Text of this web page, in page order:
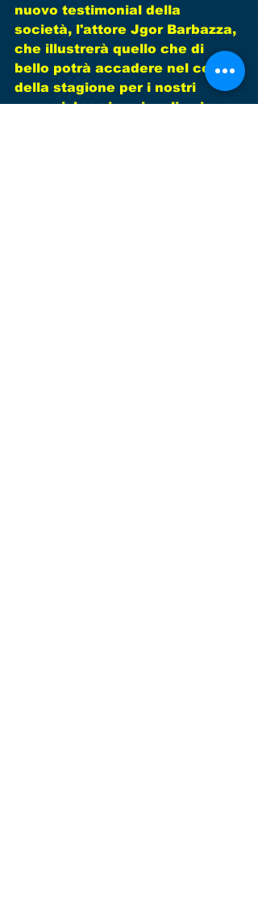
nuovo testimonial della
società, l'attore Jgor Barbazza,
che illustrerà quello che di
bello potrà accadere nel corso
della stagione per i nostri
ragazzi, le cui avvisaglie si